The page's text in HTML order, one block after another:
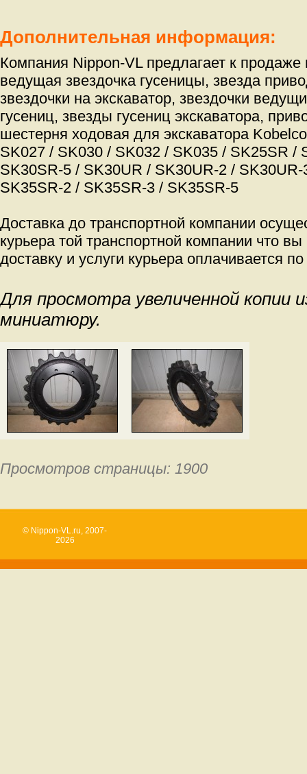
Дополнительная информация:
Компания Nippon-VL предлагает к
ведущая звездочка гусеницы, звезда
звездочки на экскаватор, звездочки
гусениц, звезды гусениц экскаватора,
шестерня ходовая для экскаватора
SK027 / SK030 / SK032 / SK035 / SK25SR /
SK30SR-5 / SK30UR / SK30UR-2 /
SK35SR-2 / SK35SR-3 / SK35SR-5
Доставка до транспортной компании
курьера той транспортной компании что
доставку и услуги курьера оплачивается
Для просмотра увеличенной копии
миниатюру.
Просмотров страницы: 1900
© Nippon-VL.ru, 2007-
2026